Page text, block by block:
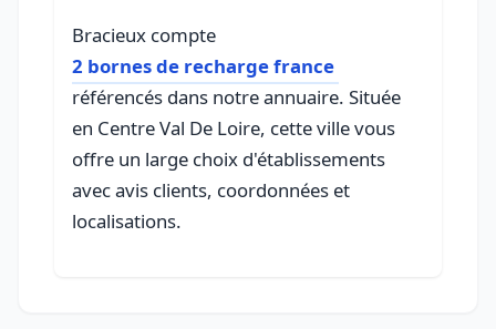
Bracieux compte
2 bornes de recharge france
référencés dans notre annuaire. Située
en Centre Val De Loire, cette ville vous
offre un large choix d'établissements
avec avis clients, coordonnées et
localisations.